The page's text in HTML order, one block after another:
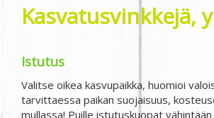
Kasvatusvinkkejä,
Istutus
Valitse oikea kasvupaikka, huomioi
tarvittaessa paikan suojaisuus,
mullassa! Puille istutuskuopat